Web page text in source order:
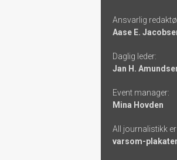
-
links
Ansvarlig
Aase E.
Daglig leder:
Jan H.
Event manager:
Mina Hovden
All journalistikk
varsom-